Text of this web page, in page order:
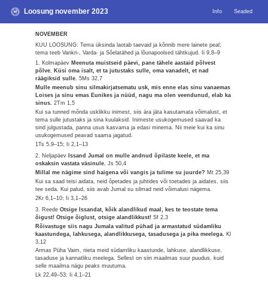
Loosung november 2023 Info Seaded
NOVEMBER
KUU LOOSUNG: Tema üksinda laotab taevaid ja kõnnib mere lainete peal;
tema teeb Vankri-, Varda- ja Sõelatähed ja lõunapoolsed tähtkujud.
Ii 9,8–9
1. Kolmapäev Meenuta muistseid päevi, pane tähele aastaid põlvest
põlve. Küsi oma isalt, et ta jutustaks sulle, oma vanadelt, et nad
räägiksid sulle.5Ms 32,7
Mulle meenub sinu silmakirjatsematu usk, mis enne elas sinu vanaemas
Loises ja sinu emas Eunikes ja nüüd, nagu ma olen veendunud, elab ka
sinus.2Tm 1,5
Kui sa tunned mõnda usklikku inimest, siis ära jäta kasutamata võimalust, et
tema sulle jutustaks ja sina kuulaksid. Inimeste usukogemused saavad ka
sind julgustada, panna usus kasvama ja edasi minema. Nii meie kui ka sinu
usukogemused peavad saama jagatud.
1Ts 5,9–15; Ii 2,1–13
2. Neljapäev Issand Jumal on mulle andnud õpilaste keele, et ma
oskaksin vastata väsinule.Js 50,4
Millal me nägime sind haigena või vangis ja tulime su juurde? Mt 25,39
Kui sa saad teisi aidata, neid õpetades ja juhtides või toetades ja aidates, siis
tee seda. Kui palud, siis avab Jumal su silmad neid võimalusi nägema.
2Kr 6,1–10; Ii 3,1–26
3. ReedeOtsige Issandat, kõik alandlikud maal, kes te teostate tema
õigust! Otsige õiglust, otsige alandlikkust!Sf 2,3
Rõivastuge siis nagu Jumala valitud pühad ja armastatud südamliku
kaastundega, lahkusega, alandlikkusega, tasadusega ja pika meelega. Kl
3,12
Armas Püha Vaim, riieta meid südamliku kaastunde, lahkuse, alandlikkuse,
tasaduse ja kannatliku meelega. Sellest on siin maailmas suur puudus, kuid
selle maailma nägu peaks muutuma.
Lk 22,49–53; Ii 4,1–21